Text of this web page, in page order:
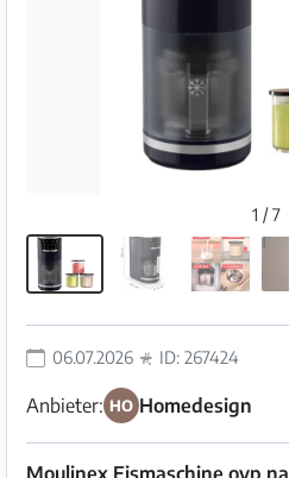
1 / 7
06.07.2026 ID: 267424
Anbieter: HO Homedesign
Moulinex Eismaschine ovp